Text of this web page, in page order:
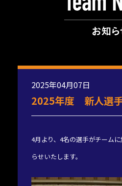
2025年04月07日
2025年度 新人選
4月より、4名の選手がチーム
らせいたします。